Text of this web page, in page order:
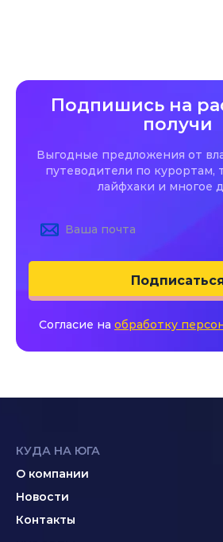
Подпишись на
получи
Выгодные предложения от
путеводители по курортам,
лайфхаки и многое
Согласие на обработку
КУДА НА ЮГА
О компании
Новости
Контакты